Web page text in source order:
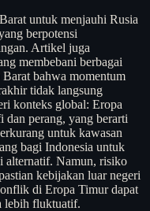
untuk menjauhi Rusia
berpotensi
Artikel juga
membebani berbagai
bahwa momentum
tidak langsung
konteks global: Eropa
dan perang, yang berarti
untuk kawasan
bagi Indonesia untuk
alternatif. Namun, risiko
kebijakan luar negeri
di Eropa Timur dapat
lebih fluktuatif.